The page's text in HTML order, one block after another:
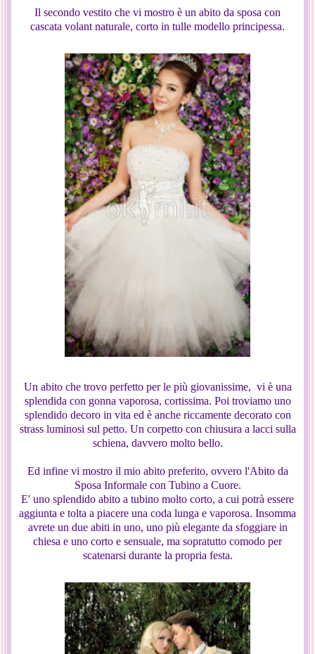
Il secondo vestito che vi mostro è un abito da sposa con
cascata volant naturale, corto in tulle modello principessa.
Un abito che trovo perfetto per le più giovanissime, vi è una
splendida con gonna vaporosa, cortissima. Poi troviamo uno
splendido decoro in vita ed è anche riccamente decorato con
strass luminosi sul petto. Un corpetto con chiusura a lacci sulla
schiena, davvero molto bello.
Ed infine vi mostro il mio abito preferito, ovvero l'Abito da
Sposa Informale con Tubino a Cuore.
E' uno splendido abito a tubino molto corto, a cui potrà essere
aggiunta e tolta a piacere una coda lunga e vaporosa. Insomma
avrete un due abiti in uno, uno più elegante da sfoggiare in
chiesa e uno corto e sensuale, ma sopratutto comodo per
scatenarsi durante la propria festa.